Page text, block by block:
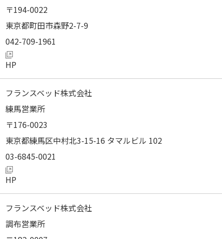
194-0022
東京都町田市森野2-7-9
042-709-1961
フランスベッド株式会社
練馬営業所
176-0023
東京都練馬区中村北3-15-16 タマルビル 102
03-6845-0021
フランスベッド株式会社
調布営業所